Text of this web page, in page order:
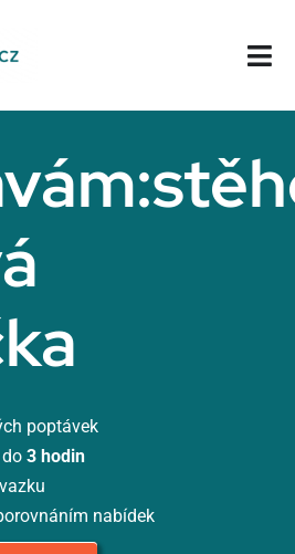
poptávek
3 hodin
nabídek